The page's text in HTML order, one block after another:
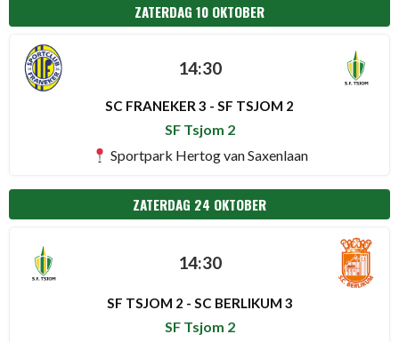
ZATERDAG 10 OKTOBER
14:30
SC FRANEKER 3 - SF TSJOM 2
SF Tsjom 2
Sportpark Hertog van Saxenlaan
ZATERDAG 24 OKTOBER
14:30
SF TSJOM 2 - SC BERLIKUM 3
SF Tsjom 2